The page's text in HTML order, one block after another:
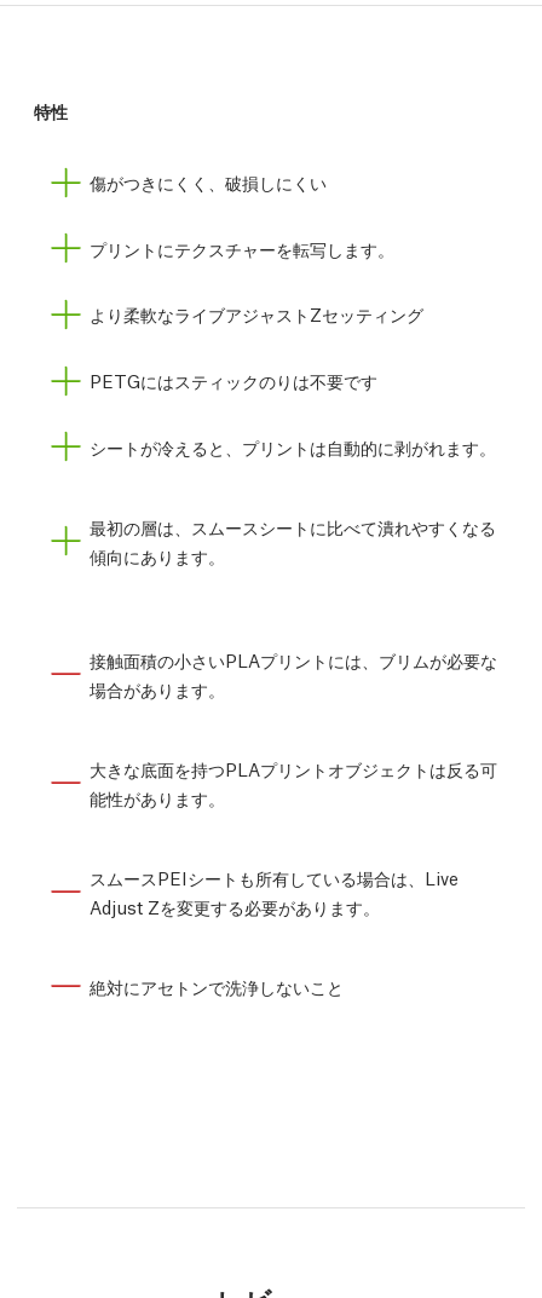
特性
傷がつきにくく、破損しにくい
プリントにテクスチャーを転写します。
より柔軟なライブアジャストZセッティング
PETGにはスティックのりは不要です
シートが冷えると、プリントは自動的に剥がれます。
最初の層は、スムースシートに比べて潰れやすくなる
傾向にあります。
接触面積の小さいPLAプリントには、ブリムが必要な
場合があります。
大きな底面を持つPLAプリントオブジェクトは反る可
能性があります。
スムースPEIシートも所有している場合は、Live
Adjust Zを変更する必要があります。
絶対にアセトンで洗浄しないこと